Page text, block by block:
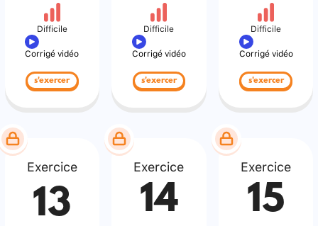
Difficile
Corrigé vidéo
s'exercer
Difficile
Corrigé vidéo
s'exercer
Difficile
Corrigé vidéo
s'exercer
Exercice
13
Exercice
14
Exercice
15